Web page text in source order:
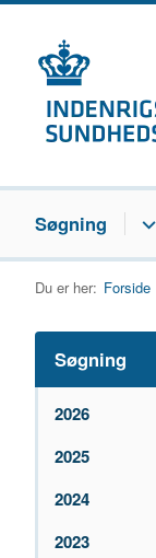
Søgning
Du er her: Forside
Søgning
2026
2025
2024
2023